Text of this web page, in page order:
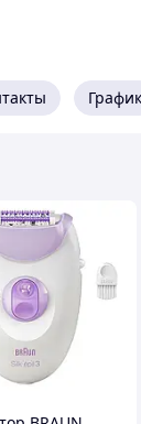
"Лова-Лова".
к клиенту,
на этот
– это
График